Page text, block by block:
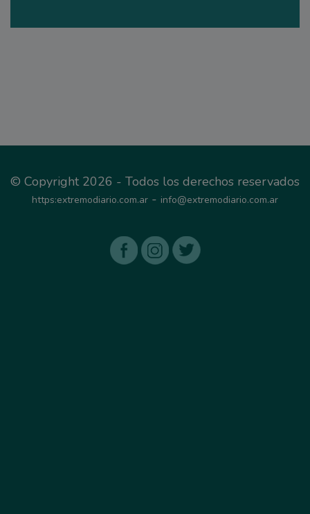
© Copyright 2026 - Todos los derechos reservados
https:extremodiario.com.ar - info@extremodiario.com.ar